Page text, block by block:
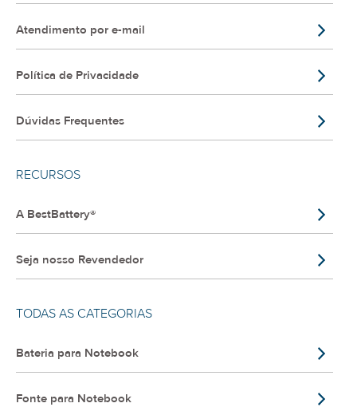
Atendimento por e-mail
Política de Privacidade
Dúvidas Frequentes
RECURSOS
A BestBattery®
Seja nosso Revendedor
TODAS AS CATEGORIAS
Bateria para Notebook
Fonte para Notebook